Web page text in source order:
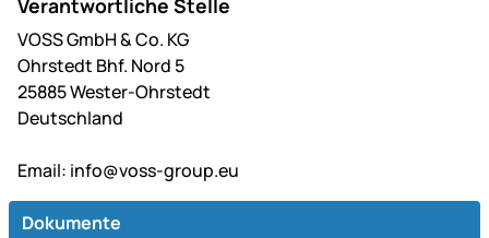
Verantwortliche Stelle
VOSS GmbH & Co. KG
Ohrstedt Bhf. Nord 5
25885 Wester-Ohrstedt
Deutschland
Email: info@voss-group.eu
Dokumente